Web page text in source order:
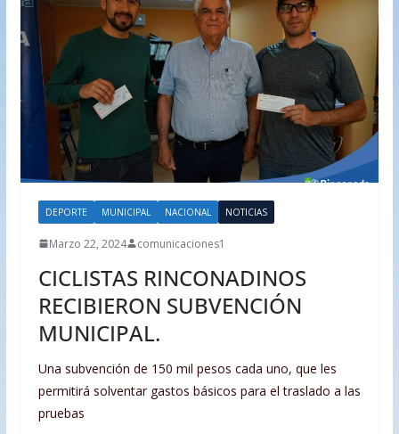
DEPORTE MUNICIPAL NACIONAL NOTICIAS
Marzo 22, 2024 comunicaciones1
CICLISTAS RINCONADINOS
RECIBIERON SUBVENCIÓN
MUNICIPAL.
Una subvención de 150 mil pesos cada uno, que les
permitirá solventar gastos básicos para el traslado a las
pruebas